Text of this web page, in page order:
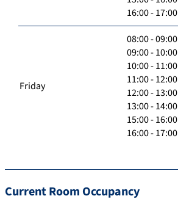
16:00 - 17:00
Friday
08:00 - 09:00
09:00 - 10:00
10:00 - 11:00
11:00 - 12:00
12:00 - 13:00
13:00 - 14:00
15:00 - 16:00
16:00 - 17:00
Current Room Occupancy